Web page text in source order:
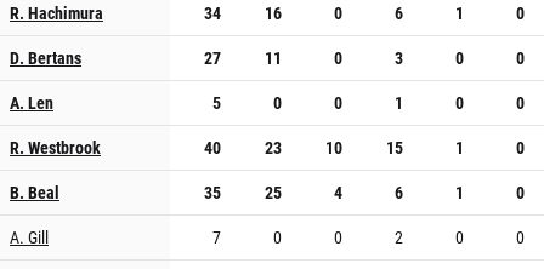
R. Hachimura 34 16 0 6 1
0
D. Bertans
27 11 0 3 0
0
A. Len
5 0 0 1 0
0
R. Westbrook
40 23 10 15 1
0
B. Beal
35 25 4 6 1
0
A. Gill
7 0 0 2 0
0